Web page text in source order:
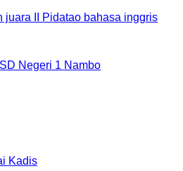
Negeri 1 Nambo